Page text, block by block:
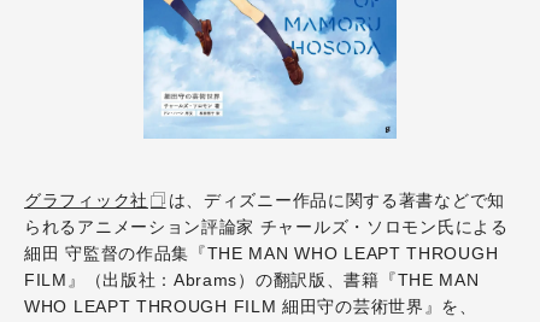
グラフィック社
は、ディズニー作品に関する著書などで知
られるアニメーション評論家 チャールズ・ソロモン氏による
細田 守監督の作品集『THE MAN WHO LEAPT THROUGH
FILM』（出版社：Abrams）の翻訳版、書籍『THE MAN
WHO LEAPT THROUGH FILM 細田守の芸術世界』を、